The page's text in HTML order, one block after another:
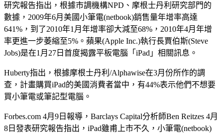
研究報告指出，根據市調機構NPD、摩根士丹利研究部門的
數據，2009年6月美國小筆電(netbook)銷售量年增率高達
641%，到了2010年1月年增率卻大減至68%，2010年4月年增
率更進一步萎縮至5%。蘋果(Apple Inc.)執行長賈伯斯(Steve
Jobs)是在1月27日首度揭露平板電腦「iPad」相關訊息。
Huberty指出，根據摩根士丹利/Alphawise在3月份所作的調
查，計畫購買iPad的美國消費者當中，有44%表示他們不想要
買小筆電或筆記型電腦。
Forbes.com 4月9日報導，Barclays Capital分析師Ben Reitzes 4月
8日發表研究報告指出，iPad雖甫上市不久，小筆電(netbook)